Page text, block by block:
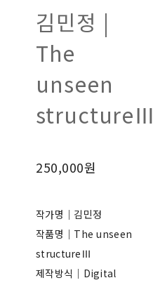
김민정 |
The
unseen
structureⅢ
250,000원
작가명｜김민정
작품명｜The unseen
structureⅢ
제작방식｜Digital